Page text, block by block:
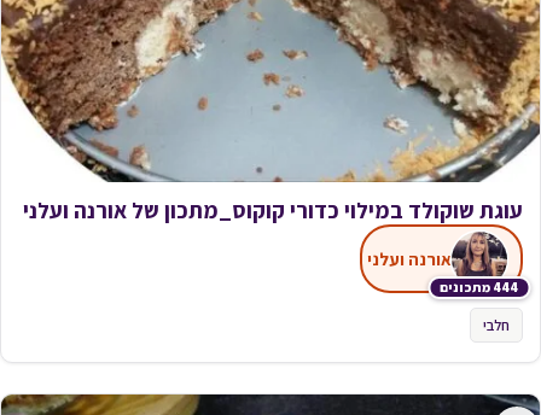
עוגת שוקולד במילוי כדורי קוקוס_מתכון של אורנה ועלני
444 מתכונים
אורנה ועלני
חלבי